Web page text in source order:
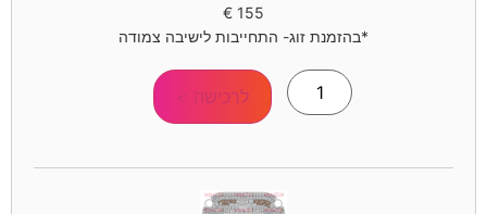
155
€
*בהזמנת זוג- התחייבות לישיבה צמודה
לרכישה >